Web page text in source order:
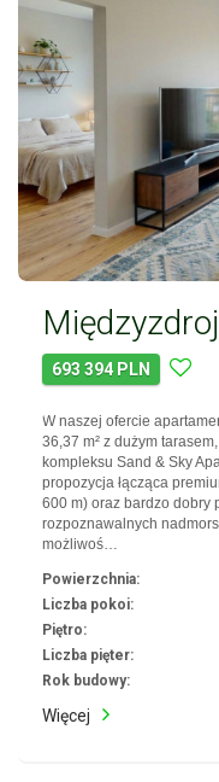
693 394 PLN
W naszej ofercie
36,37 m² z dużym
kompleksu Sand & Sky
propozycja łącząca
600 m) oraz bardzo dobry
rozpoznawalnych
możliwoś…
Powierzchnia:
Liczba pokoi:
Piętro:
Liczba pięter:
Rok budowy:
Więcej